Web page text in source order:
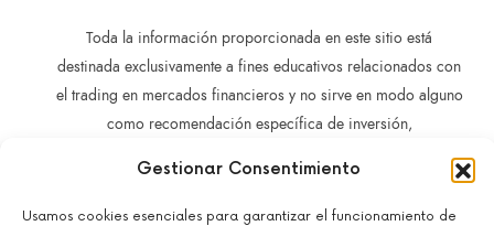
Gestionar Consentimiento
Usamos cookies esenciales para garantizar el funcionamiento de
Toda la información proporcionada en este sitio está
destinada exclusivamente a fines educativos relacionados con
el trading en mercados financieros y no sirve en modo alguno
como recomendación específica de inversión,
inversión o recomendación general similar en relación con el
trading de instrumentos de inversión.